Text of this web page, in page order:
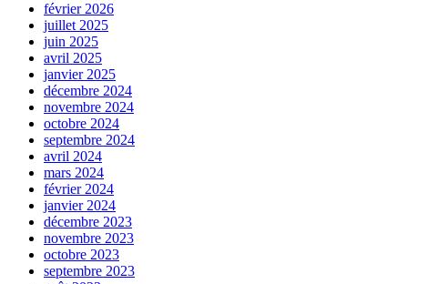
février 2026
juillet 2025
juin 2025
avril 2025
janvier 2025
décembre 2024
novembre 2024
octobre 2024
septembre 2024
avril 2024
mars 2024
février 2024
janvier 2024
décembre 2023
novembre 2023
octobre 2023
septembre 2023